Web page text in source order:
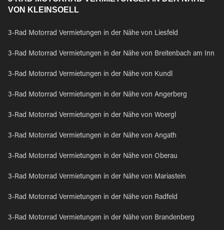
VON KLEINSOELL
3-Rad Motorrad Vermietungen in der Nähe von Liesfeld
3-Rad Motorrad Vermietungen in der Nähe von Breitenbach am Inn
3-Rad Motorrad Vermietungen in der Nähe von Kundl
3-Rad Motorrad Vermietungen in der Nähe von Angerberg
3-Rad Motorrad Vermietungen in der Nähe von Woergl
3-Rad Motorrad Vermietungen in der Nähe von Angath
3-Rad Motorrad Vermietungen in der Nähe von Oberau
3-Rad Motorrad Vermietungen in der Nähe von Mariastein
3-Rad Motorrad Vermietungen in der Nähe von Radfeld
3-Rad Motorrad Vermietungen in der Nähe von Brandenberg